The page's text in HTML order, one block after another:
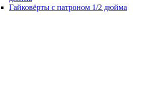
Гайковёрты с патроном 1/2 дюйма